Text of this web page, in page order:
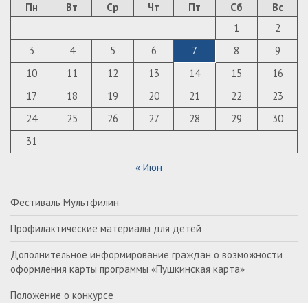
Пн
Вт Ср Чт Пт Сб
Вс
1
2
3
4 5 6 7 8
9
10
11 12 13 14 15
16
17
18 19 20 21 22
23
24
25 26 27 28 29
30
31
« Июн
Фестиваль Мультфилин
Профилактические материалы для детей
Дополнительное информирование граждан о возможности
оформления карты программы «Пушкинская карта»
Положение о конкурсе